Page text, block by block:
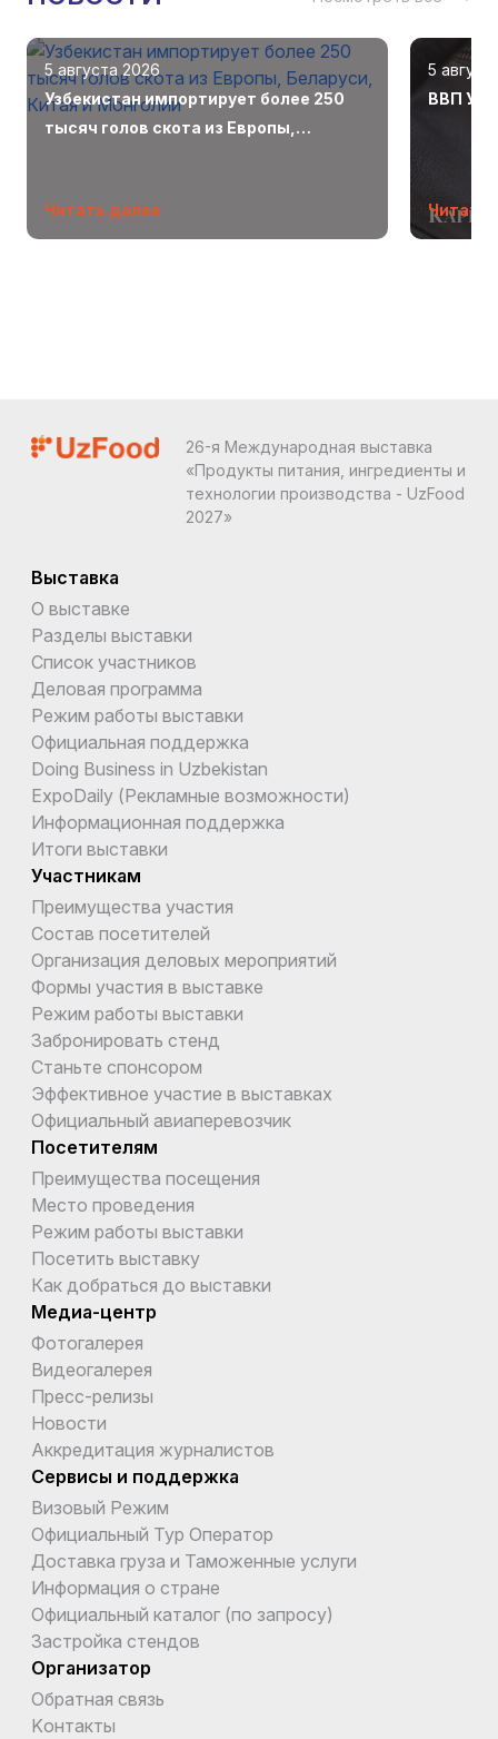
5 августа 2026
Узбекистан импортирует более 250
тысяч голов скота из Европы,
Читать далее
5
ВВП
Читать
26-я Международная выставка
«Продукты питания, ингредиенты и
технологии производства - UzFood
2027»
Выставка
О выставке
Разделы выставки
Список участников
Деловая программа
Режим работы выставки
Официальная поддержка
Doing Business in Uzbekistan
ExpoDaily (Рекламные возможности)
Информационная поддержка
Итоги выставки
Участникам
Преимущества участия
Состав посетителей
Организация деловых мероприятий
Формы участия в выставке
Режим работы выставки
Забронировать стенд
Станьте спонсором
Эффективное участие в выставках
Официальный авиаперевозчик
Посетителям
Преимущества посещения
Место проведения
Режим работы выставки
Посетить выставку
Как добраться до выставки
Медиа-центр
Фотогалерея
Видеогалерея
Пресс-релизы
Новости
Аккредитация журналистов
Сервисы и поддержка
Визовый Режим
Официальный Тур Оператор
Доставка груза и Таможенные услуги
Информация о стране
Официальный каталог (по запросу)
Застройка стендов
Организатор
Обратная связь
Kонтакты